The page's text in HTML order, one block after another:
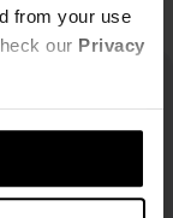
from your use
our Privacy